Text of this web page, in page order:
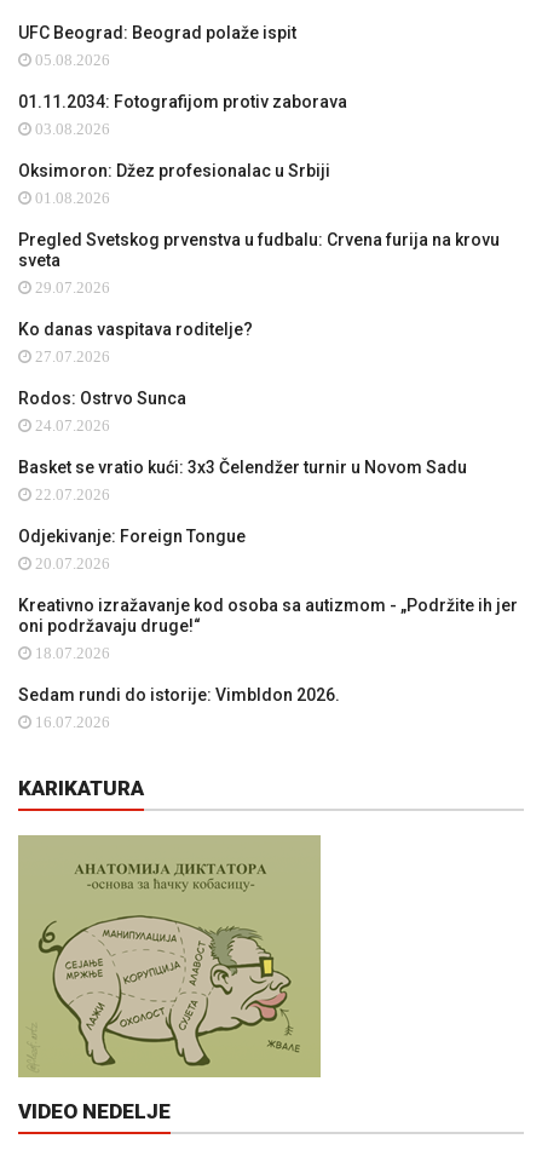
UFC Beograd: Beograd polaže ispit
05.08.2026
01.11.2034: Fotografijom protiv zaborava
03.08.2026
Oksimoron: Džez profesionalac u Srbiji
01.08.2026
Pregled Svetskog prvenstva u fudbalu: Crvena furija na krovu
sveta
29.07.2026
Ko danas vaspitava roditelje?
27.07.2026
Rodos: Ostrvo Sunca
24.07.2026
Basket se vratio kući: 3x3 Čelendžer turnir u Novom Sadu
22.07.2026
Odjekivanje: Foreign Tongue
20.07.2026
Kreativno izražavanje kod osoba sa autizmom - „Podržite ih jer
oni podržavaju druge!“
18.07.2026
Sedam rundi do istorije: Vimbldon 2026.
16.07.2026
KARIKATURA
VIDEO NEDELJE